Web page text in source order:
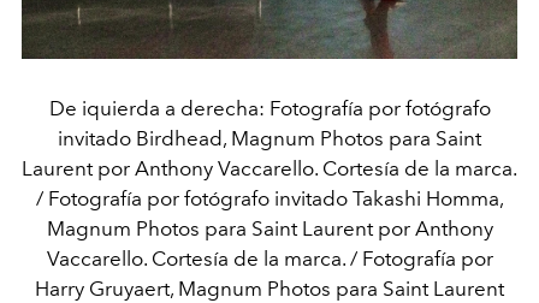
De iquierda a derecha: Fotografía por fotógrafo
invitado Birdhead, Magnum Photos para Saint
Laurent por Anthony Vaccarello. Cortesía de la marca.
/ Fotografía por fotógrafo invitado Takashi Homma,
Magnum Photos para Saint Laurent por Anthony
Vaccarello. Cortesía de la marca. / Fotografía por
Harry Gruyaert, Magnum Photos para Saint Laurent